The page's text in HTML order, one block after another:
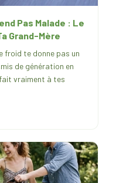
Pas Malade : Le
Grand-Mère
froid te donne pas un
de génération en
vraiment à tes